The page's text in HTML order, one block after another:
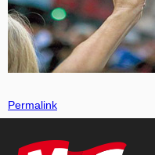
Permalink